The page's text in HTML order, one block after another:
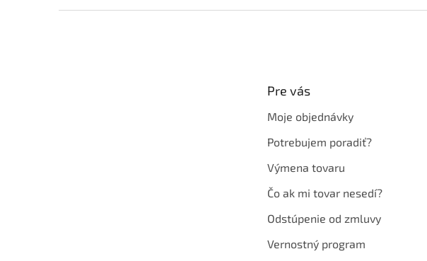
Pre vás
Moje objednávky
Potrebujem poradiť?
Výmena tovaru
Čo ak mi tovar nesedí?
Odstúpenie od zmluvy
Vernostný program